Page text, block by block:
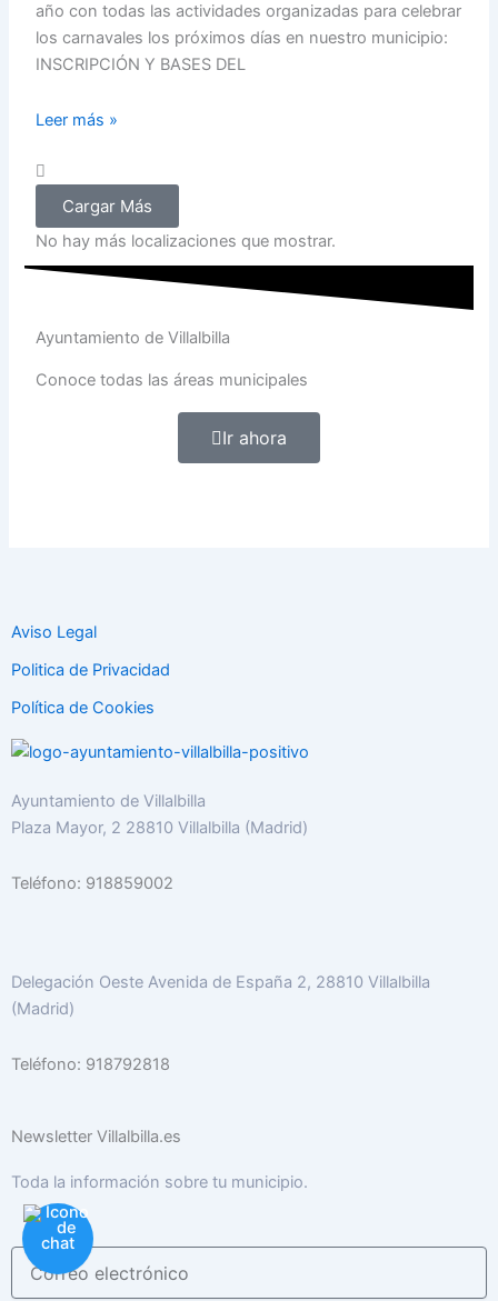
año con todas las actividades organizadas para celebrar
los carnavales los próximos días en nuestro municipio:
INSCRIPCIÓN Y BASES DEL
Leer más »
Cargar Más
No hay más localizaciones que mostrar.
Ayuntamiento de Villalbilla
Conoce todas las áreas municipales
Ir ahora
Aviso Legal
Politica de Privacidad
Política de Cookies
Ayuntamiento de Villalbilla
Plaza Mayor, 2 28810 Villalbilla (Madrid)
Teléfono: 918859002
Delegación Oeste Avenida de España 2, 28810 Villalbilla
(Madrid)
Teléfono: 918792818
Newsletter Villalbilla.es
Toda la información sobre tu municipio.